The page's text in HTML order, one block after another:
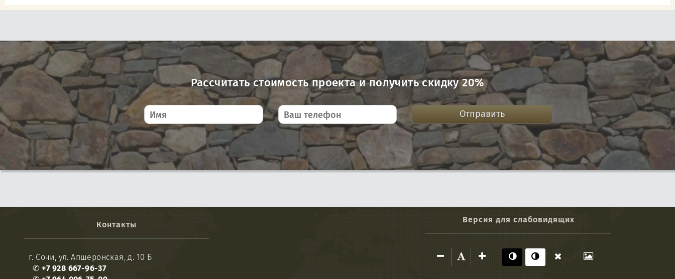
Рассчитать стоимость проекта и получить скидку 20%
Отправить
Контакты
г. Сочи, ул. Апшеронская, д. 10 Б
✆ +7 928 667-96-37
Версия для слабовидящих